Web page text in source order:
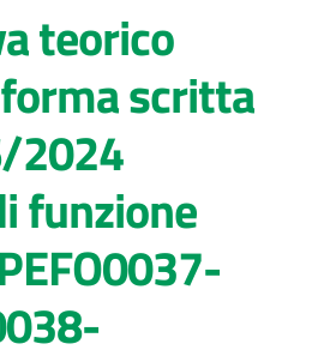
teorico
scritta
2024
funzione